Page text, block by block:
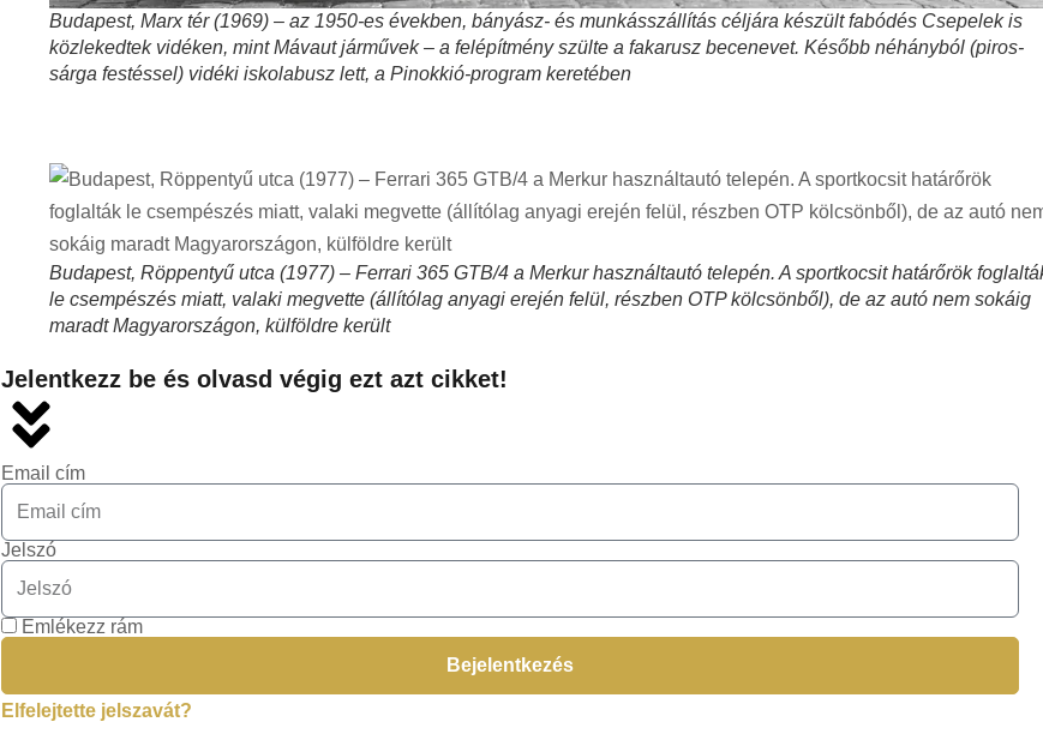
Budapest, Marx tér (1969) – az 1950-es években, bányász- és munkásszállítás céljára készült fabódés Csepelek is
közlekedtek vidéken, mint Mávaut járművek – a felépítmény szülte a fakarusz becenevet. Később néhányból (piros-
sárga festéssel) vidéki iskolabusz lett, a Pinokkió-program keretében
Budapest, Röppentyű utca (1977) – Ferrari 365 GTB/4 a Merkur használtautó telepén. A sportkocsit határőrök
le csempészés miatt, valaki megvette (állítólag anyagi erején felül, részben OTP kölcsönből), de az autó nem sokáig
maradt Magyarországon, külföldre került
Jelentkezz be és olvasd végig ezt azt cikket!
Email cím
Jelszó
Emlékezz rám
Bejelentkezés
Elfelejtette jelszavát?